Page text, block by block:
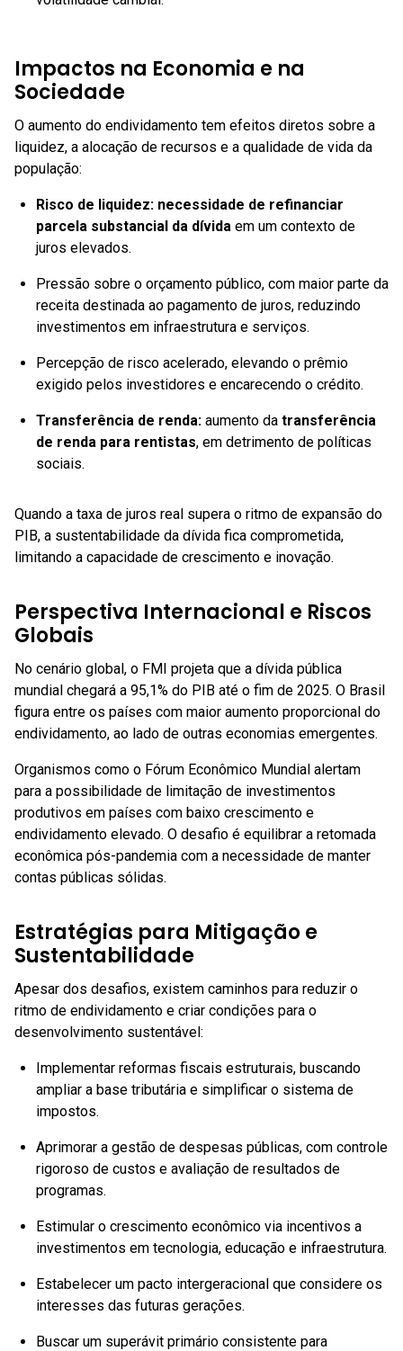
Impactos na Economia e na
Sociedade
O aumento do endividamento tem efeitos diretos sobre a
liquidez, a alocação de recursos e a qualidade de vida da
população:
Risco de liquidez: necessidade de refinanciar
parcela substancial da dívida em um contexto de
juros elevados.
Pressão sobre o orçamento público, com maior parte da
receita destinada ao pagamento de juros, reduzindo
investimentos em infraestrutura e serviços.
Percepção de risco acelerado, elevando o prêmio
exigido pelos investidores e encarecendo o crédito.
Transferência de renda: aumento da transferência
de renda para rentistas, em detrimento de políticas
sociais.
Quando a taxa de juros real supera o ritmo de expansão do
PIB, a sustentabilidade da dívida fica comprometida,
limitando a capacidade de crescimento e inovação.
Perspectiva Internacional e Riscos
Globais
No cenário global, o FMI projeta que a dívida pública
mundial chegará a 95,1% do PIB até o fim de 2025. O Brasil
figura entre os países com maior aumento proporcional do
endividamento, ao lado de outras economias emergentes.
Organismos como o Fórum Econômico Mundial alertam
para a possibilidade de limitação de investimentos
produtivos em países com baixo crescimento e
endividamento elevado. O desafio é equilibrar a retomada
econômica pós-pandemia com a necessidade de manter
contas públicas sólidas.
Estratégias para Mitigação e
Sustentabilidade
Apesar dos desafios, existem caminhos para reduzir o
ritmo de endividamento e criar condições para o
desenvolvimento sustentável:
Implementar reformas fiscais estruturais, buscando
ampliar a base tributária e simplificar o sistema de
impostos.
Aprimorar a gestão de despesas públicas, com controle
rigoroso de custos e avaliação de resultados de
programas.
Estimular o crescimento econômico via incentivos a
investimentos em tecnologia, educação e infraestrutura.
Estabelecer um pacto intergeracional que considere os
interesses das futuras gerações.
Buscar um superávit primário consistente para